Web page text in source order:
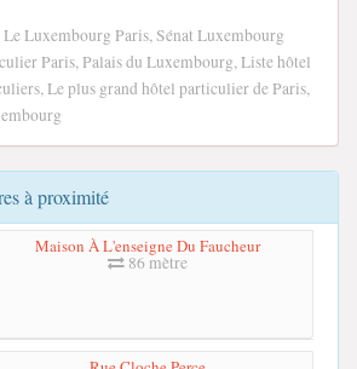
Le Luxembourg Paris, Sénat Luxembourg
Paris, Palais du Luxembourg, Liste hôtel
Le plus grand hôtel particulier de Paris,
à proximité
Maison À L'enseigne Du Faucheur
86 mètre